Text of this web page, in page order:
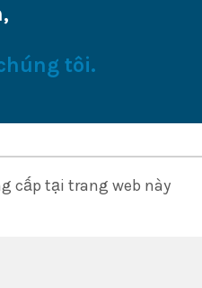
tôi.
cấp tại trang web này